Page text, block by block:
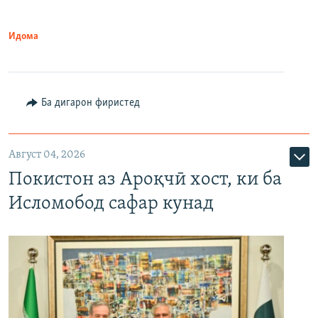
Идома
Ба дигарон фиристед
Август 04, 2026
Покистон аз Ароқчӣ хост, ки ба
Исломобод сафар кунад